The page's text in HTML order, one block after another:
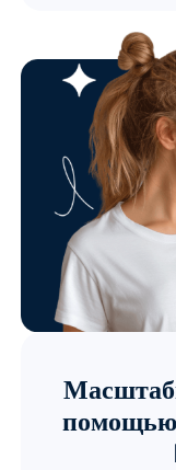
помощью